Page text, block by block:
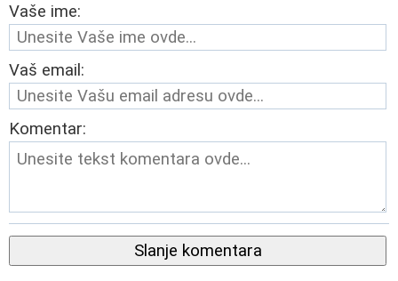
Vaše ime:
Vaš email:
Komentar:
Slanje komentara